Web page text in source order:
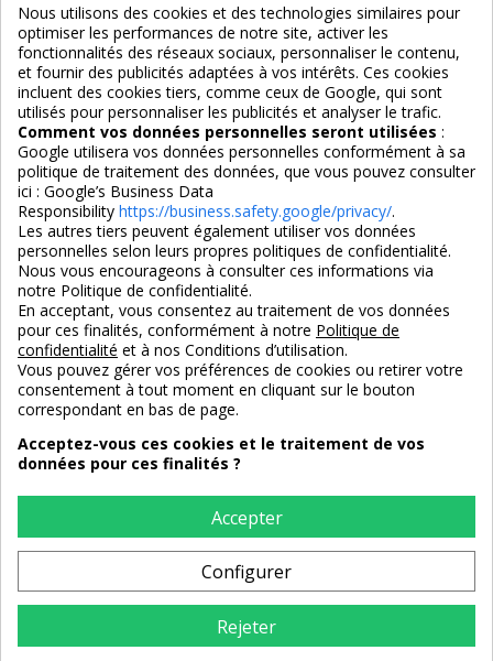
Services
Nous suivre
4,7/5
3X SANS FRAIS
100% sécurisé
PAIEMENT 100% SÉCURISÉ
par CB / Amex / Virement
LIVRAISON 12/18 JOURS
depuis 2008
RETOURS
sous 14 jours
Nous utilisons des cookies et des technologies similaires pour
optimiser les performances de notre site, activer les
fonctionnalités des réseaux sociaux, personnaliser le contenu,
et fournir des publicités adaptées à vos intérêts. Ces cookies
incluent des cookies tiers, comme ceux de Google, qui sont
utilisés pour personnaliser les publicités et analyser le trafic.
Comment vos données personnelles seront utilisées :
Google utilisera vos données personnelles conformément à sa
politique de traitement des données, que vous pouvez consulter
ici : Google’s Business Data
Responsibility https://business.safety.google/privacy/.
Les autres tiers peuvent également utiliser vos données
personnelles selon leurs propres politiques de confidentialité.
Nous vous encourageons à consulter ces informations via
notre Politique de confidentialité.
En acceptant, vous consentez au traitement de vos données
pour ces finalités, conformément à notre Politique de
confidentialité et à nos Conditions d’utilisation.
Vous pouvez gérer vos préférences de cookies ou retirer votre
consentement à tout moment en cliquant sur le bouton
correspondant en bas de page.
Acceptez-vous ces cookies et le traitement de vos
données pour ces finalités ?
Accepter
Configurer
Rejeter